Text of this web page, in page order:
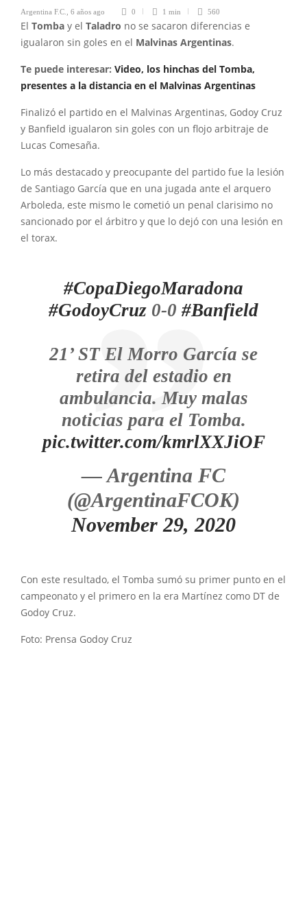
Argentina F.C. 6 años ago 0 1 min 560
El Tomba y el Taladro no se sacaron diferencias e
igualaron sin goles en el Malvinas Argentinas.
Te puede interesar: Video, los hinchas del Tomba,
presentes a la distancia en el Malvinas Argentinas
Finalizó el partido en el Malvinas Argentinas, Godoy Cruz
y Banfield igualaron sin goles con un flojo arbitraje de
Lucas Comesaña.
Lo más destacado y preocupante del partido fue la lesión
de Santiago García que en una jugada ante el arquero
Arboleda, este mismo le cometió un penal clarisimo no
sancionado por el árbitro y que lo dejó con una lesión en
el torax.
#CopaDiegoMaradona
#GodoyCruz 0-0 #Banfield
21’ ST El Morro García se
retira del estadio en
ambulancia. Muy malas
noticias para el Tomba.
pic.twitter.com/kmrlXXJiOF
— Argentina FC
(@ArgentinaFCOK)
November 29, 2020
Con este resultado, el Tomba sumó su primer punto en el
campeonato y el primero en la era Martínez como DT de
Godoy Cruz.
Foto: Prensa Godoy Cruz